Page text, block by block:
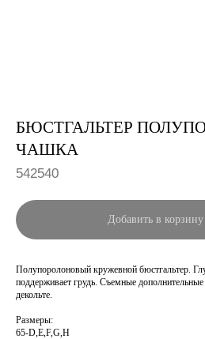
БЮСТГАЛЬТЕР
ЧАШКА
542540
Добавить в корзину
Полупоролоновый кружевной бюстгальтер.
поддерживает грудь. Съемные
декольте.
Размеры:
65-D,E,F,G,H